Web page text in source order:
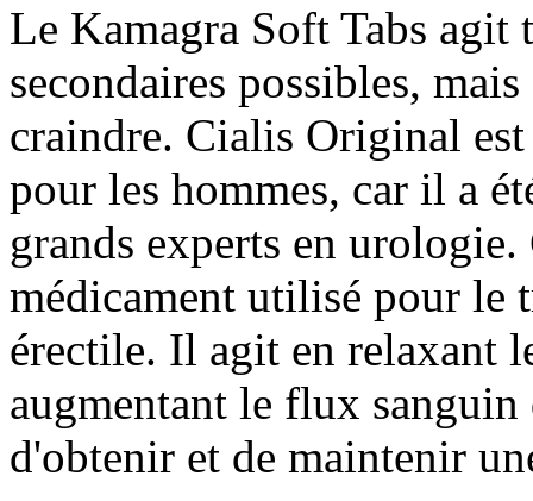
Le Kamagra Soft Tabs agit
secondaires possibles,
craindre. Cialis Original
pour les hommes, car il a
grands experts en
médicament utilisé pour le
érectile. Il agit en relaxant
augmentant le flux
d'obtenir et de maintenir